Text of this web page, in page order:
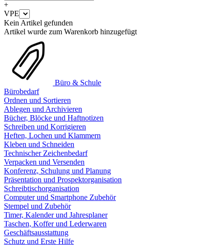
+
VPE
Kein Artikel gefunden
Artikel wurde zum Warenkorb hinzugefügt
Büro & Schule
Bürobedarf
Ordnen und Sortieren
Ablegen und Archivieren
Bücher, Blöcke und Haftnotizen
Schreiben und Korrigieren
Heften, Lochen und Klammern
Kleben und Schneiden
Technischer Zeichenbedarf
Verpacken und Versenden
Konferenz, Schulung und Planung
Präsentation und Prospektorganisation
Schreibtischorganisation
Computer und Smartphone Zubehör
Stempel und Zubehör
Timer, Kalender und Jahresplaner
Taschen, Koffer und Lederwaren
Geschäftsausstattung
Schutz und Erste Hilfe